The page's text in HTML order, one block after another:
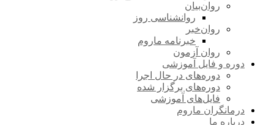
روان‌بیان
روانشناسی روز
روان‌خبر
خبرنامه ماروم
روان آزمون
دوره و فایل آموزشی
دوره‌های در حال اجرا
دوره‌های برگزار شده
فایل‌های آموزشی
درمانگران ماروم
درباره ما